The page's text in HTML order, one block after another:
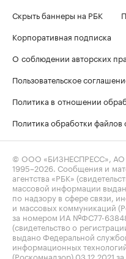
Скрыть баннеры на РБК
Корпоративная подписка
О соблюдении авторских
Пользовательское
Политика в отношении
Политика обработки файлов
© ООО «БИЗНЕСПРЕСС»,
1995–2026 . Сообщения и
агентства «РБК»
массовой информации
по надзору в сфере связи,
и массовых коммуникаций
за номером ИА №ФС77-
(свидетельство о
выдано Федеральной
информационных
(Роскомнадзор) 03.12.2021